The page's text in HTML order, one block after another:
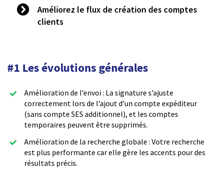
Améliorez le flux de création des comptes
clients
#1 Les évolutions générales
Amélioration de l’envoi : La signature s’ajuste
correctement lors de l’ajout d’un compte expéditeur
(sans compte SES additionnel), et les comptes
temporaires peuvent être supprimés.
Amélioration de la recherche globale : Votre recherche
est plus performante car elle gère les accents pour des
résultats précis.